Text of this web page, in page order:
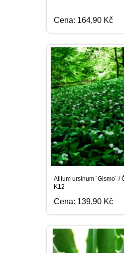
Allium ursinum ´Gismo´ /
K12
Cena: 139,90 Kč